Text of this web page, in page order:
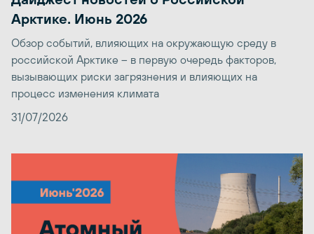
Арктике. Июнь 2026
Обзор событий, влияющих на окружающую среду в
российской Арктике – в первую очередь факторов,
вызывающих риски загрязнения и влияющих на
процесс изменения климата
31/07/2026